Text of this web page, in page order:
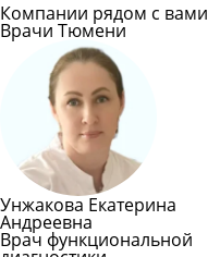
Компании рядом с вами
Врачи Тюмени
Унжакова Екатерина
Андреевна
Врач функциональной